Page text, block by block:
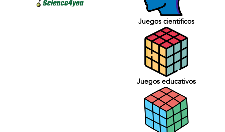
Juegos cientificos
Juegos educativos